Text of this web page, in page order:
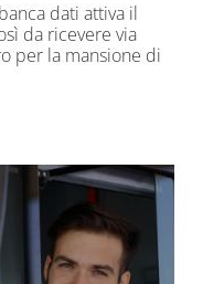
dati attiva il
da ricevere via
per la mansione di